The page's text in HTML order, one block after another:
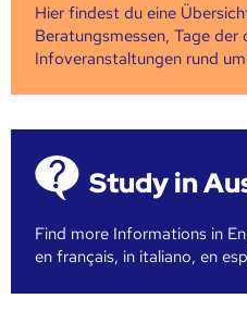
Hier findest du eine
Beratungsmessen, Tage
Infoveranstaltungen rund
Study in
Find more Informations in
en français, in italiano, en